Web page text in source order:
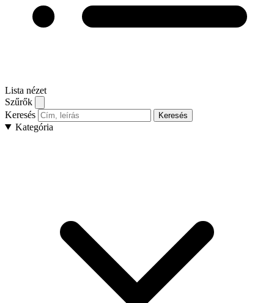
Lista nézet
Szűrők
Keresés
Keresés
Kategória